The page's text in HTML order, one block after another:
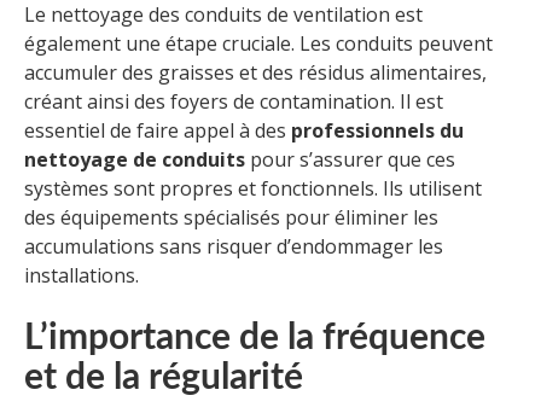
Le nettoyage des conduits de ventilation est
également une étape cruciale. Les conduits peuvent
accumuler des graisses et des résidus alimentaires,
créant ainsi des foyers de contamination. Il est
essentiel de faire appel à des professionnels du
nettoyage de conduits pour s’assurer que ces
systèmes sont propres et fonctionnels. Ils utilisent
des équipements spécialisés pour éliminer les
accumulations sans risquer d’endommager les
installations.
L’importance de la fréquence
et de la régularité